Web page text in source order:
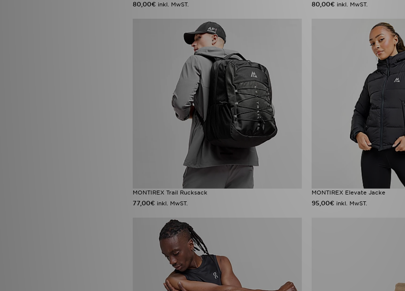
80,00€ inkl. MwST. 80,00€ inkl. MwST.
MONTIREX Trail Rucksack
77,00€ inkl. MwST.
MONTIREX Elevate Jacke
95,00€ inkl. MwST.